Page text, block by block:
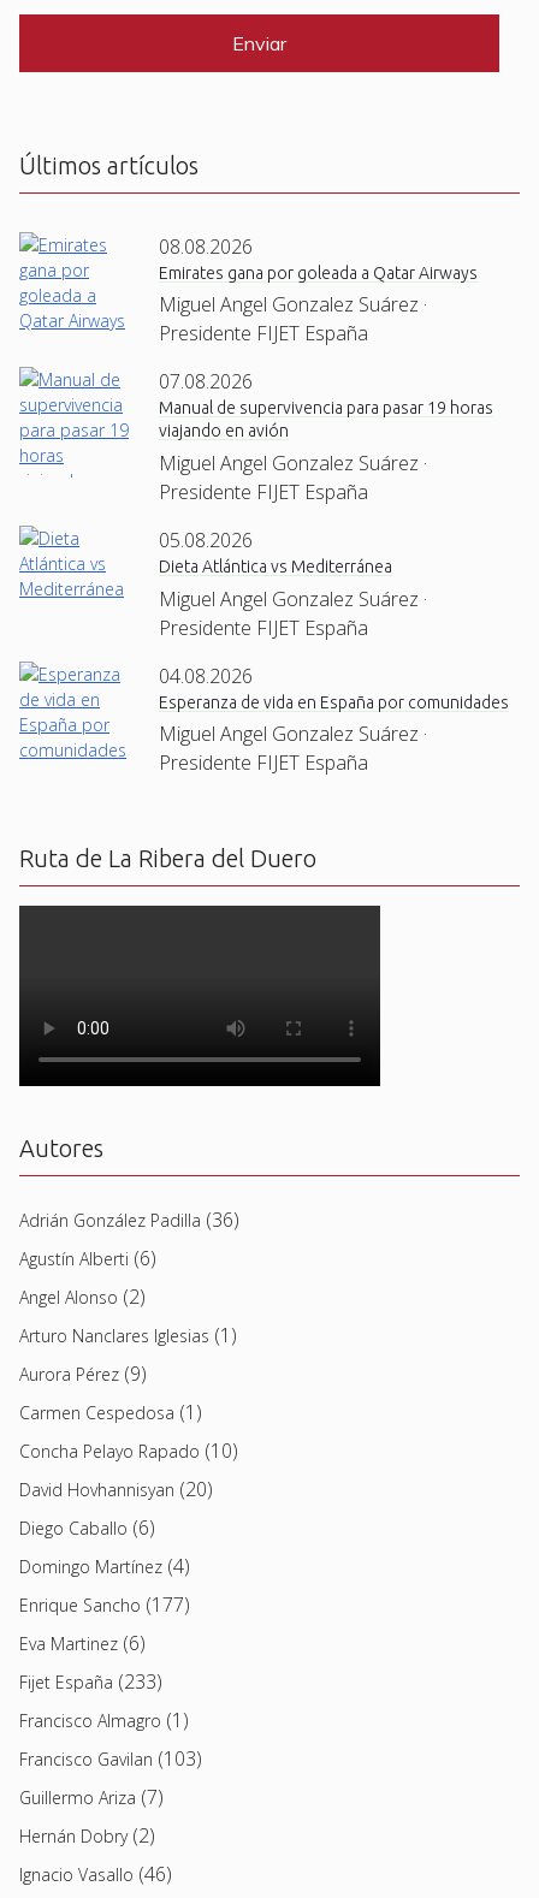
C
Últimos artículos
08.08.2026
Emirates gana por goleada a Qatar Airways
Miguel Angel Gonzalez Suárez ·
Presidente FIJET España
07.08.2026
Manual de supervivencia para pasar 19 horas
viajando en avión
Miguel Angel Gonzalez Suárez ·
Presidente FIJET España
05.08.2026
Dieta Atlántica vs Mediterránea
Miguel Angel Gonzalez Suárez ·
Presidente FIJET España
04.08.2026
Esperanza de vida en España por comunidades
Miguel Angel Gonzalez Suárez ·
Presidente FIJET España
Ruta de La Ribera del Duero
Autores
Adrián González Padilla (36)
Agustín Alberti (6)
Angel Alonso (2)
Arturo Nanclares Iglesias (1)
Aurora Pérez (9)
Carmen Cespedosa (1)
Concha Pelayo Rapado (10)
David Hovhannisyan (20)
Diego Caballo (6)
Domingo Martínez (4)
Enrique Sancho (177)
Eva Martinez (6)
Fijet España (233)
Francisco Almagro (1)
Francisco Gavilan (103)
Guillermo Ariza (7)
Hernán Dobry(2)
Ignacio Vasallo (46)